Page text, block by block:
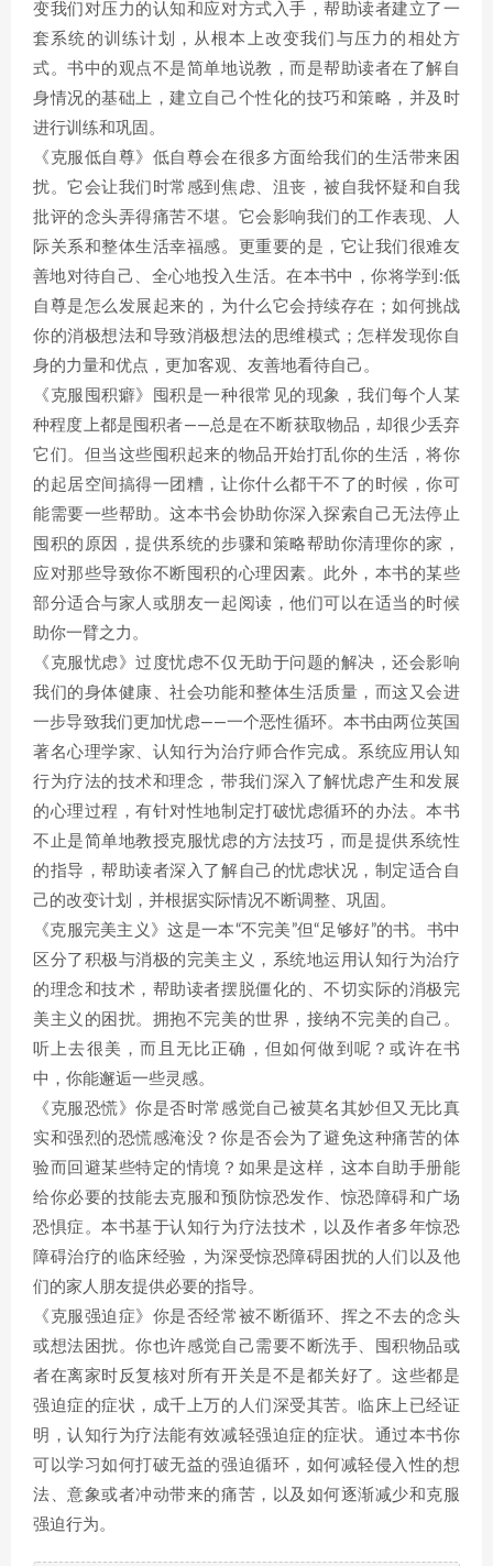
变我们对压力的认知和应对方式入手，帮助读者建立了一
套系统的训练计划，从根本上改变我们与压力的相处方
式。书中的观点不是简单地说教，而是帮助读者在了解自
身情况的基础上，建立自己个性化的技巧和策略，并及时
进行训练和巩固。
《克服低自尊》低自尊会在很多方面给我们的生活带来困
扰。它会让我们时常感到焦虑、沮丧，被自我怀疑和自我
批评的念头弄得痛苦不堪。它会影响我们的工作表现、人
际关系和整体生活幸福感。更重要的是，它让我们很难友
善地对待自己、全心地投入生活。在本书中，你将学到:低
自尊是怎么发展起来的，为什么它会持续存在；如何挑战
你的消极想法和导致消极想法的思维模式；怎样发现你自
身的力量和优点，更加客观、友善地看待自己。
《克服囤积癖》囤积是一种很常见的现象，我们每个人某
种程度上都是囤积者——总是在不断获取物品，却很少丢弃
它们。但当这些囤积起来的物品开始打乱你的生活，将你
的起居空间搞得一团糟，让你什么都干不了的时候，你可
能需要一些帮助。这本书会协助你深入探索自己无法停止
囤积的原因，提供系统的步骤和策略帮助你清理你的家，
应对那些导致你不断囤积的心理因素。此外，本书的某些
部分适合与家人或朋友一起阅读，他们可以在适当的时候
助你一臂之力。
《克服忧虑》过度忧虑不仅无助于问题的解决，还会影响
我们的身体健康、社会功能和整体生活质量，而这又会进
一步导致我们更加忧虑——一个恶性循环。本书由两位英国
著名心理学家、认知行为治疗师合作完成。系统应用认知
行为疗法的技术和理念，带我们深入了解忧虑产生和发展
的心理过程，有针对性地制定打破忧虑循环的办法。本书
不止是简单地教授克服忧虑的方法技巧，而是提供系统性
的指导，帮助读者深入了解自己的忧虑状况，制定适合自
己的改变计划，并根据实际情况不断调整、巩固。
《克服完美主义》这是一本“不完美”但“足够好”的书。书中
区分了积极与消极的完美主义，系统地运用认知行为治疗
的理念和技术，帮助读者摆脱僵化的、不切实际的消极完
美主义的困扰。拥抱不完美的世界，接纳不完美的自己。
听上去很美，而且无比正确，但如何做到呢？或许在书
中，你能邂逅一些灵感。
《克服恐慌》你是否时常感觉自己被莫名其妙但又无比真
实和强烈的恐慌感淹没？你是否会为了避免这种痛苦的体
验而回避某些特定的情境？如果是这样，这本自助手册能
给你必要的技能去克服和预防惊恐发作、惊恐障碍和广场
恐惧症。本书基于认知行为疗法技术，以及作者多年惊恐
障碍治疗的临床经验，为深受惊恐障碍困扰的人们以及他
们的家人朋友提供必要的指导。
《克服强迫症》你是否经常被不断循环、挥之不去的念头
或想法困扰。你也许感觉自己需要不断洗手、囤积物品或
者在离家时反复核对所有开关是不是都关好了。这些都是
强迫症的症状，成千上万的人们深受其苦。临床上已经证
明，认知行为疗法能有效减轻强迫症的症状。通过本书你
可以学习如何打破无益的强迫循环，如何减轻侵入性的想
法、意象或者冲动带来的痛苦，以及如何逐渐减少和克服
强迫行为。